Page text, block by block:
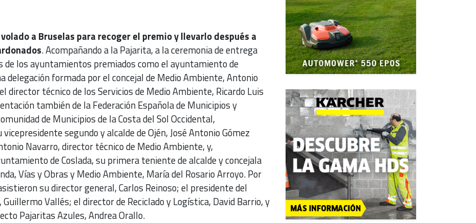
a Bruselas para recoger el premio y llevarlo después a
. Acompañando a la Pajarita, a la ceremonia de entrega
de los ayuntamientos premiados como el ayuntamiento de
delegación formada por el concejal de Medio Ambiente, Antonio
director técnico de los Servicios de Medio Ambiente, Ricardo Luis
también de la Federación Española de Municipios y
de Municipios de la Costa del Sol Occidental,
segundo y alcalde de Ojén, José Antonio Gómez
Navarro, director técnico de Medio Ambiente, y,
de Coslada, su primera teniente de alcalde y concejala
Vías y Obras y Medio Ambiente, María del Rosario Arroyo. Por
su director general, Carlos Reinoso; el presidente del
Guillermo Vallés; el director de Reciclado y Logística, David Barrio, y
Pajaritas Azules, Andrea Orallo.